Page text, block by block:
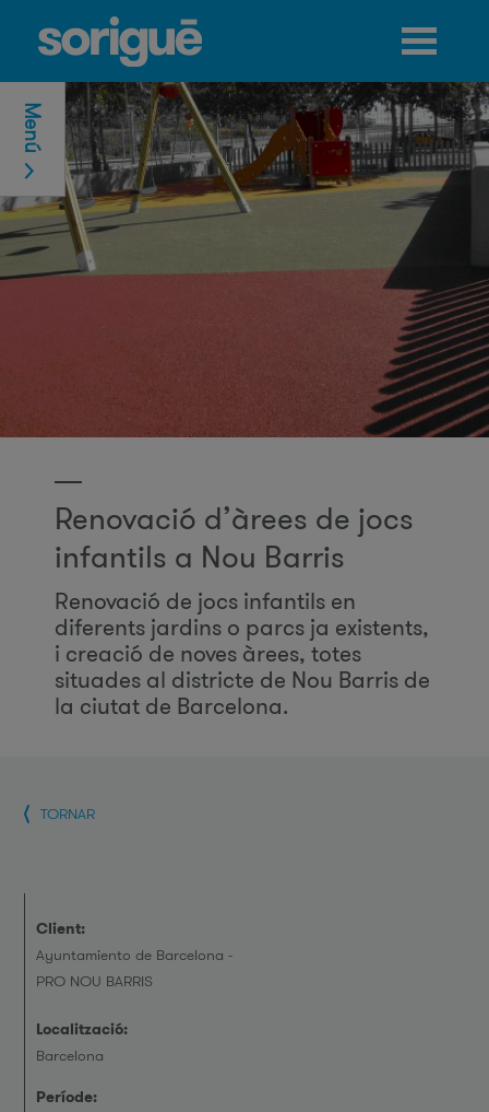
Jump to navigation
Renovació d’àrees de jocs
infantils a Nou Barris
Renovació de jocs infantils en
diferents jardins o parcs ja existents,
i creació de noves àrees, totes
situades al districte de Nou Barris de
la ciutat de Barcelona.
TORNAR
Client:
Ayuntamiento de Barcelona -
PRO NOU BARRIS
Localització:
Barcelona
Període:
Menú